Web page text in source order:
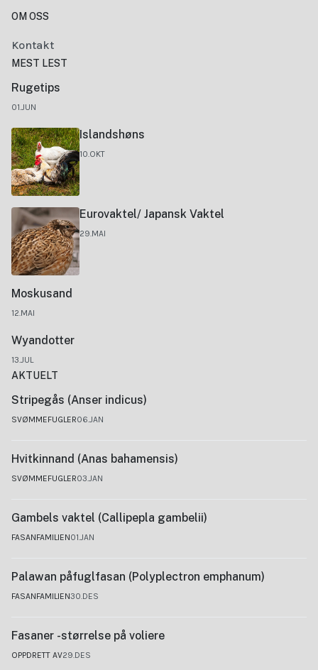
OM OSS
Kontakt
MEST LEST
Rugetips
01.JUN
Islandshøns
10.OKT
Eurovaktel/ Japansk Vaktel
29.MAI
Moskusand
12.MAI
Wyandotter
13.JUL
AKTUELT
Stripegås (Anser indicus)
SVØMMEFUGLER06.JAN
Hvitkinnand (Anas bahamensis)
SVØMMEFUGLER03.JAN
Gambels vaktel (Callipepla gambelii)
FASANFAMILIEN01.JAN
Palawan påfuglfasan (Polyplectron emphanum)
FASANFAMILIEN30.DES
Fasaner -størrelse på voliere
OPPDRETT AV29.DES